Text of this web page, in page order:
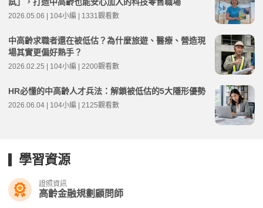
試」，打造中高齡也能安心加入的科技零售職場
2026.05.06 | 104小編 | 1331觀看數
中高齡求職者還在被低估？為什麼旅遊、醫療、營造現
場其實更偏好熟手？
2026.02.25 | 104小編 | 2200觀看數
HR必懂的中高齡人才兵法：解鎖被低估的5大隱形優勢
2026.06.04 | 104小編 | 2125觀看數
學習資源
證照資訊
高齡金融規劃顧問師